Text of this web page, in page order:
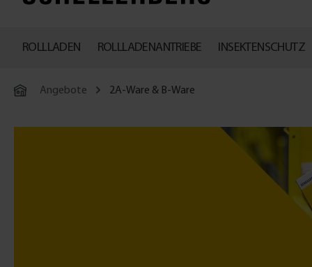
ROLLLADEN ROLLLADENANTRIEBE INSEKTENSCHUTZ
Angebote 2A-Ware & B-Ware